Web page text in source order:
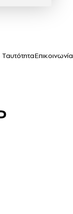
ΤαυτότηταΕπικοινωνία